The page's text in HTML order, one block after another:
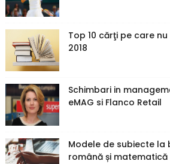
Top 10 cărţi pe care
2018
Schimbari in
eMAG si Flanco Retail
Modele de subiecte la
română și matematică